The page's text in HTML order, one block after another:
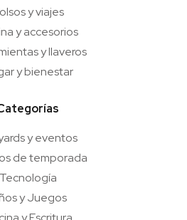
y viajes
y accesorios
y llaveros
y bienestar
y eventos
de temporada
Tecnología
y Juegos